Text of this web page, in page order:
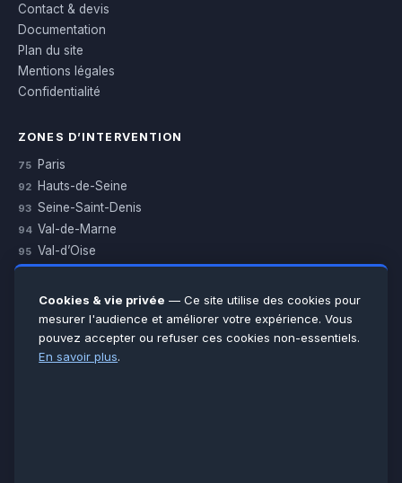
Contact & devis
Documentation
Plan du site
Mentions légales
Confidentialité
ZONES D’INTERVENTION
75 Paris
92 Hauts-de-Seine
93 Seine-Saint-Denis
94 Val-de-Marne
95 Val-d’Oise
Essonne
Seine-et-Marne
Voir toutes les villes →
Cookies & vie privée — Ce site utilise des cookies pour
mesurer l'audience et améliorer votre expérience. Vous
pouvez accepter ou refuser ces cookies non-essentiels.
En savoir plus.